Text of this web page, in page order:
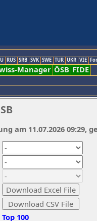
RUS SRB SVK SWE TUR UKR VIE
Manager ÖSB FIDE
Top 100
am 11.07.2026 09:29,